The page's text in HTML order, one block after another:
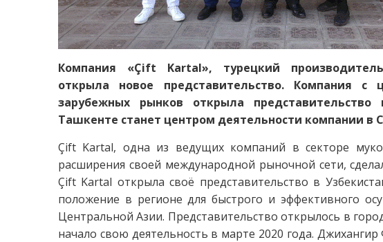
Компания «Çift Kartal», турецкий
открыла новое представительство. Компания с
зарубежных рынков открыла
Ташкенте станет центром деятельности компании в
Çift Kartal, одна из ведущих компаний в секторе
расширения своей международной рыночной сети,
Çift Kartal открыла своё представительство в
положение в регионе для быстрого и эффективного
Центральной Азии. Представительство открылось в
начало свою деятельность в марте 2020 года.